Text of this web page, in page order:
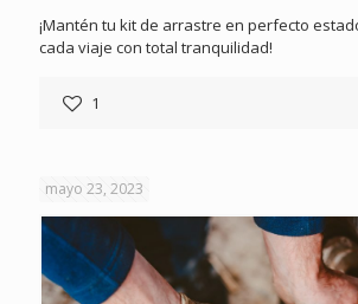
¡Mantén tu kit de arrastre en perfecto
cada viaje con total tranquilidad!
1
mayo 23, 2023